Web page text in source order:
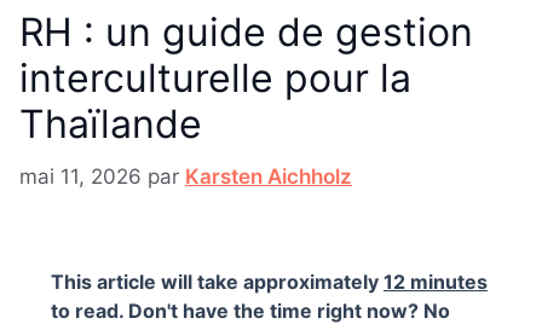
RH : un guide de gestion
interculturelle pour la
Thaïlande
mai 11, 2026 par Karsten Aichholz
This article will take approximately 12 minutes
to read. Don't have the time right now? No